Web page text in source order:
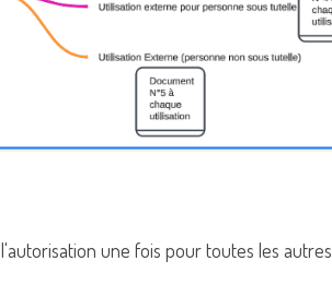
une fois pour toutes les autres